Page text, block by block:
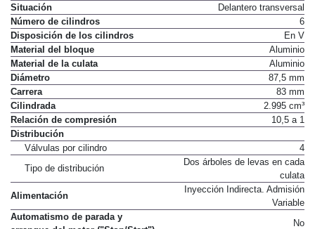
Situación
Delantero transversal
Número de cilindros
6
Disposición de los cilindros
En V
Material del bloque
Aluminio
Material de la culata
Aluminio
Diámetro
87,5 mm
Carrera
83 mm
Cilindrada
2.995 cm³
Relación de compresión
10,5 a 1
Distribución
Válvulas por cilindro
4
Tipo de distribución
Dos árboles de levas en cada
culata
Alimentación
Inyección Indirecta. Admisión
Variable
Automatismo de parada y
No